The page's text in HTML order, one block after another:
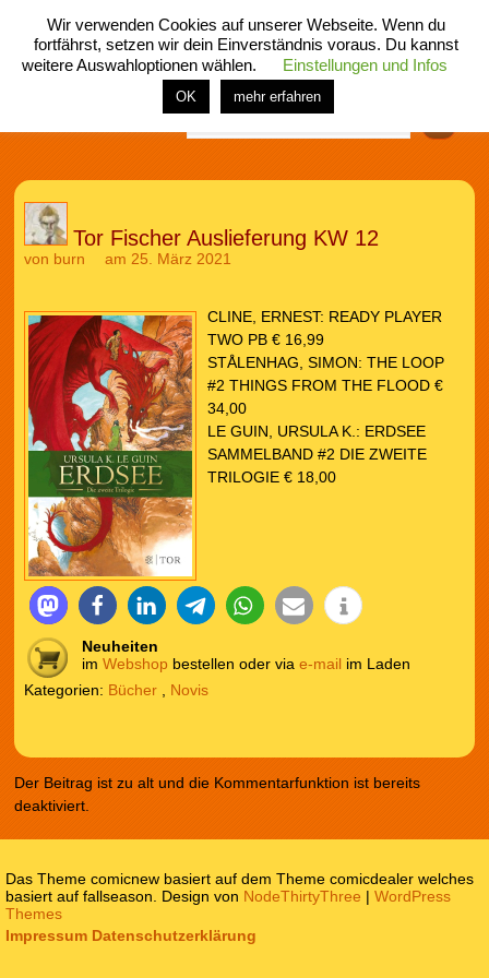
menü
home rubrik buch comic spiel fotos shop
Tor Fischer Auslieferung KW 12
von burn am 25. März 2021
CLINE, ERNEST: READY PLAYER
TWO PB € 16,99
STÅLENHAG, SIMON: THE LOOP
#2 THINGS FROM THE FLOOD €
34,00
LE GUIN, URSULA K.: ERDSEE
SAMMELBAND #2 DIE ZWEITE
TRILOGIE € 18,00
Neuheiten
im Webshop bestellen oder via e-mail im Laden
Kategorien: Bücher, Novis
Der Beitrag ist zu alt und die Kommentarfunktion ist bereits
deaktiviert.
Impressum Datenschutzerklärung
Das Theme comicnew basiert auf dem Theme comicdealer welches
basiert auf fallseason. Design von NodeThirtyThree |WordPress
Themes
Wir verwenden Cookies auf unserer Webseite. Wenn du
fortfährst, setzen wir dein Einverständnis voraus. Du kannst
weitere Auswahloptionen wählen.
Einstellungen und Infos
OK mehr erfahren